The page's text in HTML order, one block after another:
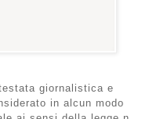
giornalistica e
in alcun modo